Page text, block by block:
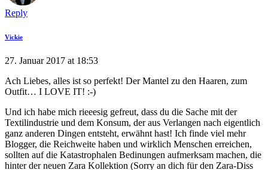
Reply
Vickie
27. Januar 2017 at 18:53
Ach Liebes, alles ist so perfekt! Der Mantel zu den Haaren, zum
Outfit… I LOVE IT! :-)
Und ich habe mich rieeesig gefreut, dass du die Sache mit der
Textilindustrie und dem Konsum, der aus Verlangen nach eigentlich
ganz anderen Dingen entsteht, erwähnt hast! Ich finde viel mehr
Blogger, die Reichweite haben und wirklich Menschen erreichen,
sollten auf die Katastrophalen Bedinungen aufmerksam machen, die
hinter der neuen Zara Kollektion (Sorry an dich für den Zara-Diss